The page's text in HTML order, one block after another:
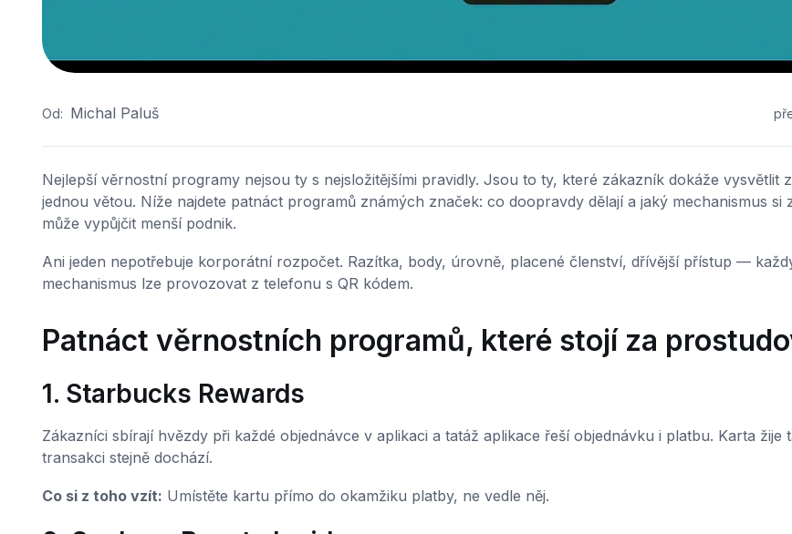
Od: Michal Paluš
Nejlepší věrnostní programy nejsou ty s nejsložitějšími pravidly. Jsou to ty, které zákazník dokáže vysvětlit
jednou větou. Níže najdete patnáct programů známých značek: co doopravdy dělají a jaký mechanismus si
může vypůjčit menší podnik.
Ani jeden nepotřebuje korporátní rozpočet. Razítka, body, úrovně, placené členství, dřívější přístup —
mechanismus lze provozovat z telefonu s QR kódem.
Patnáct věrnostních programů, které stojí za
1. Starbucks Rewards
Zákazníci sbírají hvězdy při každé objednávce v aplikaci a tatáž aplikace řeší objednávku i platbu. Karta žije
transakci stejně dochází.
Co si z toho vzít: Umístěte kartu přímo do okamžiku platby, ne vedle něj.